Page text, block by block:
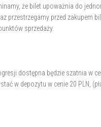
że bilet upoważnia do
przestrzegamy przed zakupem
sprzedaży.
dostępna będzie szatnia w
w depozytu w cenie 20 PLN,